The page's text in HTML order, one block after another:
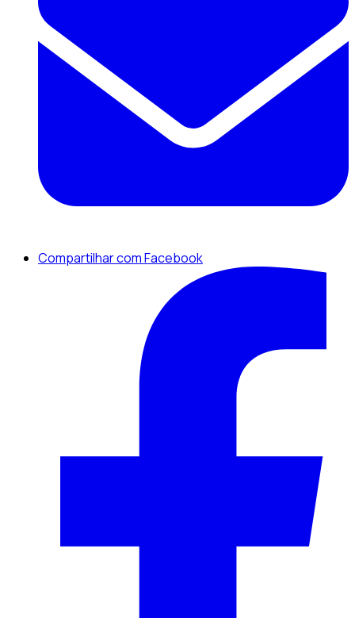
Compartilhar com Facebook